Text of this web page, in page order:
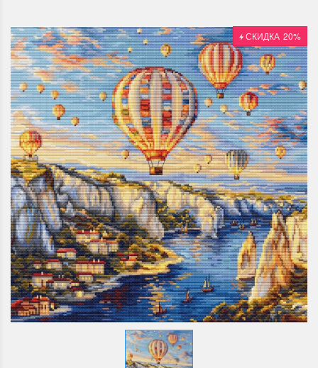
СКИДКА 20%